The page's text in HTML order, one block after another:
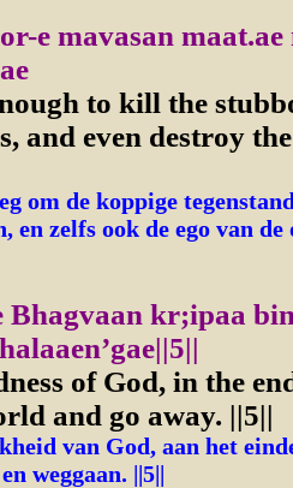
e mavasan
to kill the
and even destroy
om de koppige
en zelfs ook de ego van
Bhagvaan kr;ipaa
of God, in the
and go away. ||5||
van God, aan het
weggaan. ||5||